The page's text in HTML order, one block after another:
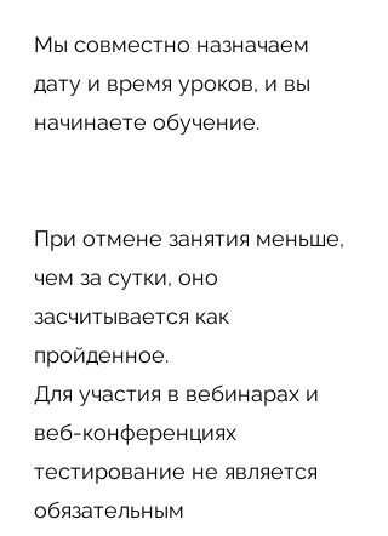
Мы совместно назначаем
дату и время уроков, и вы
начинаете обучение.
При отмене занятия меньше,
чем за сутки, оно
засчитывается как
пройденное.
Для участия в вебинарах и
веб-конференциях
тестирование не является
обязательным